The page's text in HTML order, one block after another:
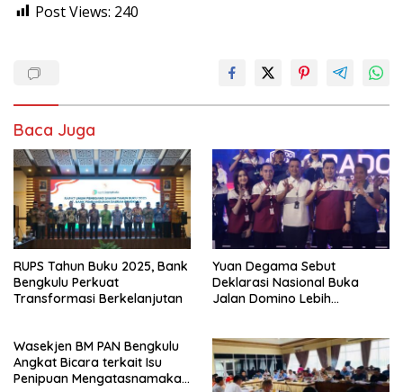
Post Views: 240
Baca Juga
RUPS Tahun Buku 2025, Bank
Bengkulu Perkuat
Transformasi Berkelanjutan
Yuan Degama Sebut
Deklarasi Nasional Buka
Jalan Domino Lebih
Wasekjen BM PAN Bengkulu
Angkat Bicara terkait Isu
Penipuan Mengatasnamakan